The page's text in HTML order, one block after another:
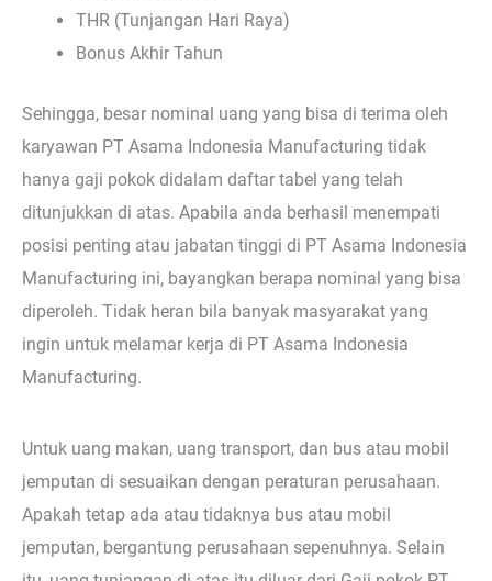
THR (Tunjangan Hari Raya)
Bonus Akhir Tahun
Sehingga, besar nominal uang yang bisa di terima oleh
karyawan PT Asama Indonesia Manufacturing tidak
hanya gaji pokok didalam daftar tabel yang telah
ditunjukkan di atas. Apabila anda berhasil menempati
posisi penting atau jabatan tinggi di PT Asama Indonesia
Manufacturing ini, bayangkan berapa nominal yang bisa
diperoleh. Tidak heran bila banyak masyarakat yang
ingin untuk melamar kerja di PT Asama Indonesia
Manufacturing.
Untuk uang makan, uang transport, dan bus atau mobil
jemputan di sesuaikan dengan peraturan perusahaan.
Apakah tetap ada atau tidaknya bus atau mobil
jemputan, bergantung perusahaan sepenuhnya. Selain